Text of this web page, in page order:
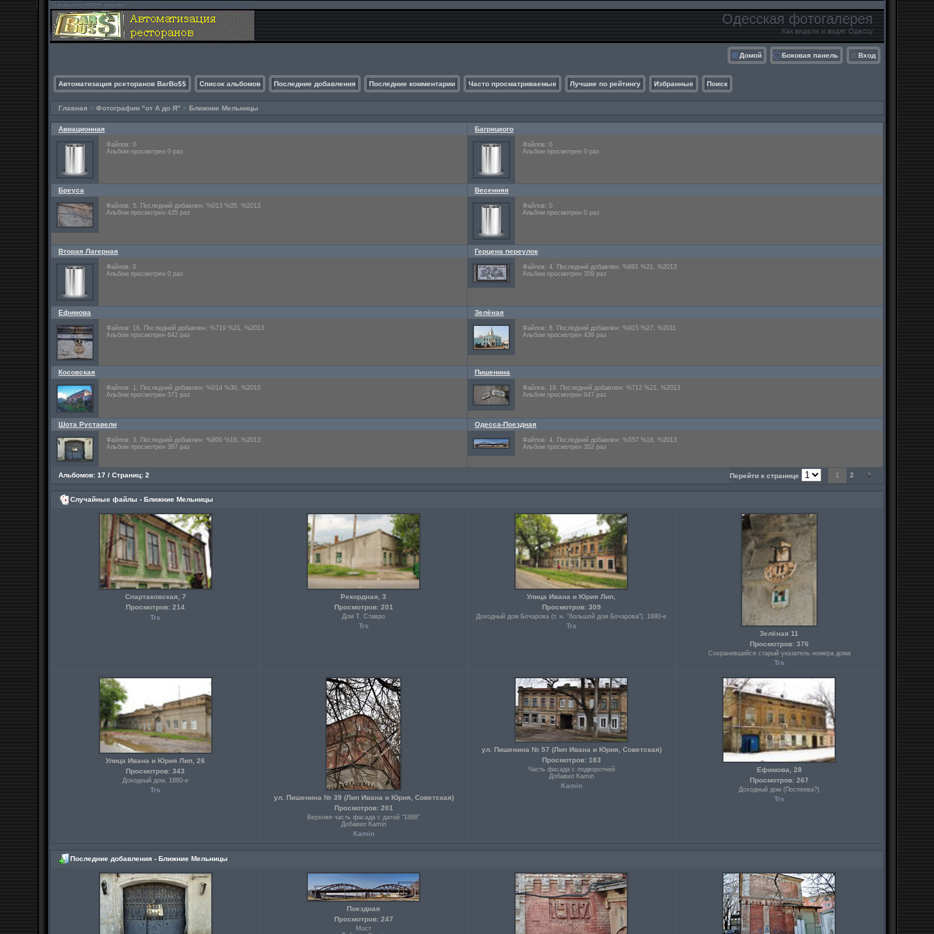
Одесская фотогалерея
Как видели и видят Одессу
Домой Боковая панель Вход
Автоматизация рсеторанов BarBo$$ Список альбомов Последние добавления Последние комментарии Часто просматриваемые Лучшие по рейтингу Избранные Поиск
Главная > Фотографии "от А до Я" > Ближние Мельницы
Авиационная
Файлов: 0
Альбом просмотрен 0 раз
Багрицкого
Файлов: 0
Альбом просмотрен 0 раз
Бреуса
Файлов: 5. Последний добавлен: %013 %05, %2013
Альбом просмотрен 435 раз
Весенняя
Файлов: 0
Альбом просмотрен 0 раз
Вторая Лагерная
Файлов: 0
Альбом просмотрен 0 раз
Герцена переулок
Файлов: 4. Последний добавлен: %691 %21, %2013
Альбом просмотрен 359 раз
Ефимова
Файлов: 16. Последний добавлен: %719 %21, %2013
Альбом просмотрен 642 раз
Зелёная
Файлов: 6. Последний добавлен: %915 %27, %2011
Альбом просмотрен 439 раз
Косовская
Файлов: 1. Последний добавлен: %014 %30, %2010
Альбом просмотрен 371 раз
Пишенина
Файлов: 19. Последний добавлен: %712 %21, %2013
Альбом просмотрен 647 раз
Шота Руставели
Файлов: 3. Последний добавлен: %800 %16, %2013
Альбом просмотрен 387 раз
Одесса-Поездная
Файлов: 4. Последний добавлен: %557 %16, %2013
Альбом просмотрен 302 раз
Альбомов: 17 / Страниц: 2 Перейти к странице 1 2
Случайные файлы - Ближние Мельницы
Спартаковская, 7
Просмотров: 214
Trs
Рекордная, 3
Просмотров: 201
Дом Т. Ставро
Trs
Улица Ивана и Юрия Лип,
Просмотров: 309
Доходный дом Бочарова (т. н. "большой дом Бочарова"), 1880-е
Trs
Зелёная 11
Просмотров: 376
Сохранившийся старый указатель номера дома
Trs
Улица Ивана и Юрия Лип, 26
Просмотров: 343
Доходный дом, 1880-е
Trs
ул. Пишенина № 39 (Лип Ивана и Юрия, Советская)
Просмотров: 201
Верхняя часть фасада с датой "1888"
Добавил Kamin
Kamin
ул. Пишенина № 57 (Лип Ивана и Юрия, Советская)
Просмотров: 183
Часть фасада с подворотней
Добавил Kamin
Kamin
Ефимова, 28
Просмотров: 267
Доходный дом (Поспеева?)
Trs
Последние добавления - Ближние Мельницы
Поездная
Просмотров: 247
Мост